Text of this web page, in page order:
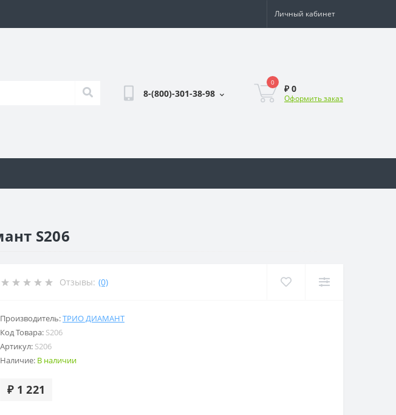
Личный кабинет
8-(800)-301-38-98
0
₽ 0
Оформить заказ
S206
Отзывы: (0)
Производитель:ТРИО ДИАМАНТ
Код Товара: S206
Артикул: S206
Наличие: В наличии
₽ 1 221